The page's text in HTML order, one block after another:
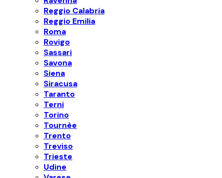
Reggio Calabria
Reggio Emilia
Roma
Rovigo
Sassari
Savona
Siena
Siracusa
Taranto
Terni
Torino
Tournèe
Trento
Treviso
Trieste
Udine